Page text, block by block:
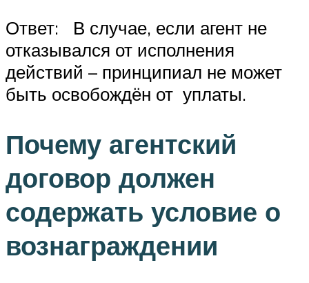
Ответ: В случае, если агент не
отказывался от исполнения
действий – принципиал не может
быть освобождён от уплаты.
Почему агентский
договор должен
содержать условие о
вознаграждении